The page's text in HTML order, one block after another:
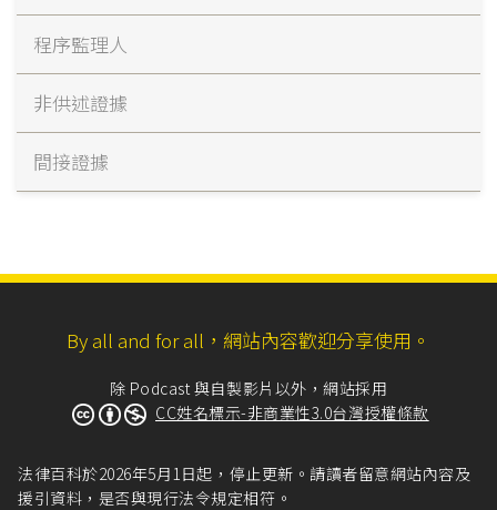
程序監理人
非供述證據
間接證據
By all and for all，網站內容歡迎分享使用。
除 Podcast 與自製影片以外，網站採用
CC姓名標示-非商業性3.0台灣授權條款
法律百科於2026年5月1日起，停止更新。請讀者留意網站內容及
援引資料，是否與現行法令規定相符。